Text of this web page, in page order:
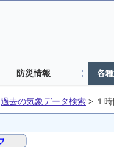
防災情報 各
過去の気象データ検索 > １